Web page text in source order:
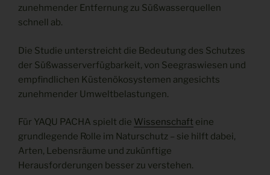
zunehmender Entfernung zu Süßwasserquellen
schnell ab.
Die Studie unterstreicht die Bedeutung des Schutzes
der Süßwasserverfügbarkeit, von Seegraswiesen und
empfindlichen Küstenökosystemen angesichts
zunehmender Umweltbelastungen.
Für YAQU PACHA spielt die Wissenschaft eine
grundlegende Rolle im Naturschutz – sie hilft dabei,
Arten, Lebensräume und zukünftige
Herausforderungen besser zu verstehen.